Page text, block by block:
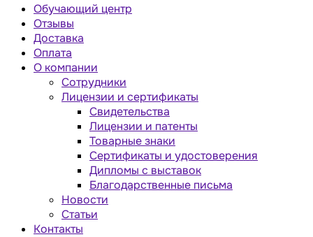
Обучающий центр
Отзывы
Доставка
Оплата
О компании
Сотрудники
Лицензии и сертификаты
Свидетельства
Лицензии и патенты
Товарные знаки
Сертификаты и удостоверения
Дипломы с выставок
Благодарственные письма
Новости
Статьи
Контакты